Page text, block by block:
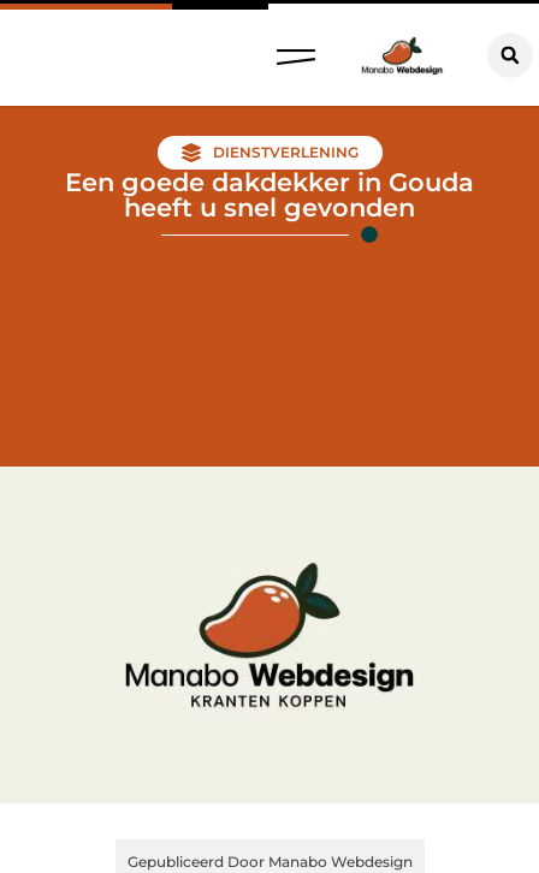
DIENSTVERLENING
Een goede dakdekker in Gouda
heeft u snel gevonden
Gepubliceerd Door Manabo Webdesign